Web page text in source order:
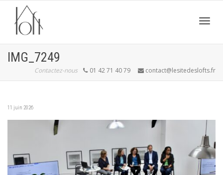
IMG_7249
Contactez-nous 01 42 71 40 79 contact@lesitedeslofts.fr
11 juin 2026